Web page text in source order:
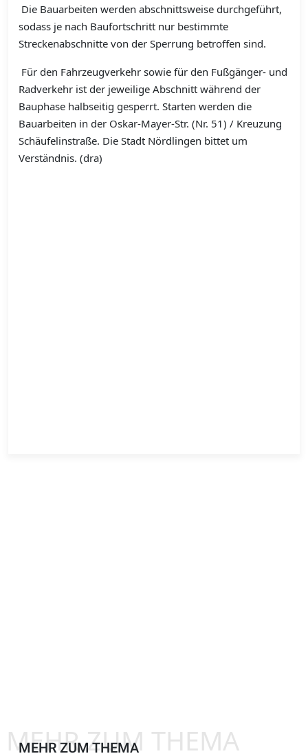
Die Bauarbeiten werden abschnittsweise durchgeführt,
sodass je nach Baufortschritt nur bestimmte
Streckenabschnitte von der Sperrung betroffen sind.
Für den Fahrzeugverkehr sowie für den Fußgänger- und
Radverkehr ist der jeweilige Abschnitt während der
Bauphase halbseitig gesperrt. Starten werden die
Bauarbeiten in der Oskar-Mayer-Str. (Nr. 51) / Kreuzung
Schäufelinstraße. Die Stadt Nördlingen bittet um
Verständnis. (dra)
MEHR ZUM THEMA
MEHR ZUM THEMA